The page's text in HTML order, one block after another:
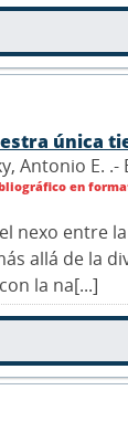
única
Antonio E.
en
nexo entre
allá de la
la na[...]